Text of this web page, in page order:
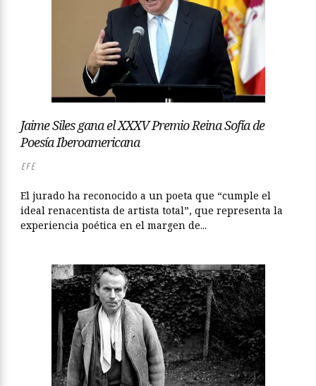
Jaime Siles gana el XXXV Premio Reina Sofía de
Poesía Iberoamericana
EFE
El jurado ha reconocido a un poeta que “cumple el
ideal renacentista de artista total”, que representa la
experiencia poética en el margen de...